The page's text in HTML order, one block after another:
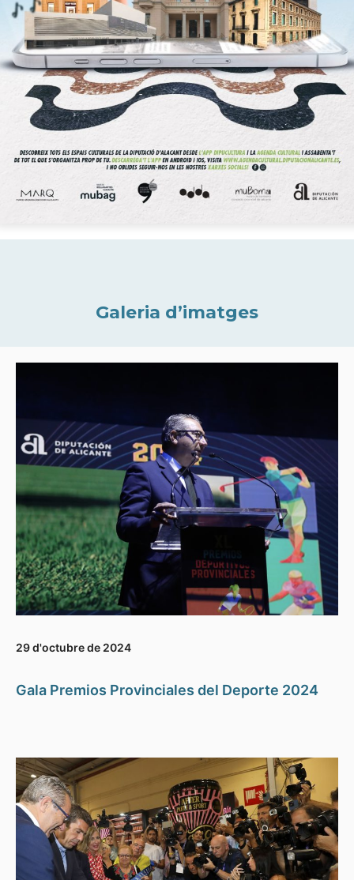
Galeria d’imatges
29 d'octubre de 2024
Gala Premios Provinciales del Deporte 2024